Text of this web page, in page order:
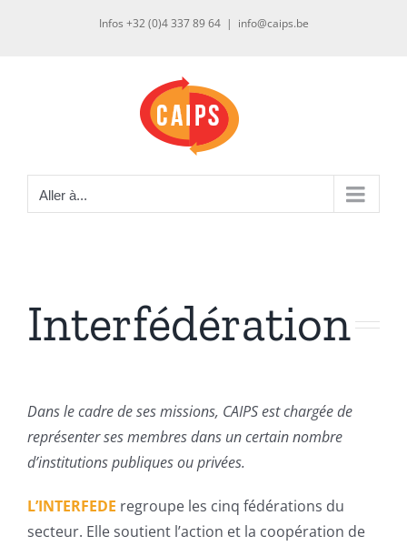
Infos +32 (0)4 337 89 64 | info@caips.be
Aller à...
Interfédération
Dans le cadre de ses missions, CAIPS est chargée de
représenter ses membres dans un certain nombre
d’institutions publiques ou privées.
L’INTERFEDE regroupe les cinq fédérations du
secteur. Elle soutient l’action et la coopération de